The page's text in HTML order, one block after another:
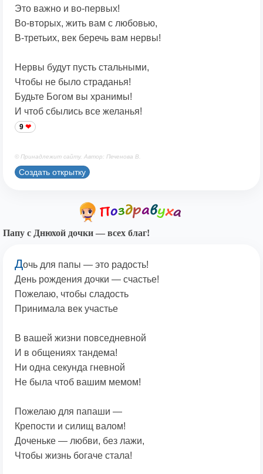
Это важно и во-первых!
Во-вторых, жить вам с любовью,
В-третьих, век беречь вам нервы!
Нервы будут пусть стальными,
Чтобы не было страданья!
Будьте Богом вы хранимы!
И чтоб сбылись все желанья!
9
© Принадлежит сайту. Автор: Печенова В.
Создать открытку
Папу с Днюхой дочки — всех благ!
Дочь для папы — это радость!
День рождения дочки — счастье!
Пожелаю, чтобы сладость
Принимала век участье
В вашей жизни повседневной
И в общениях тандема!
Ни одна секунда гневной
Не была чтоб вашим мемом!
Пожелаю для папаши —
Крепости и силищ валом!
Доченьке — любви, без лажи,
Чтобы жизнь богаче стала!